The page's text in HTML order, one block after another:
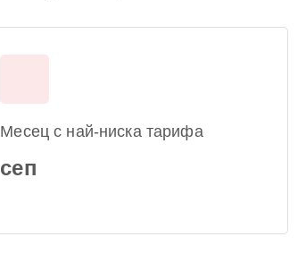
Месец с най-ниска тарифа
сеп